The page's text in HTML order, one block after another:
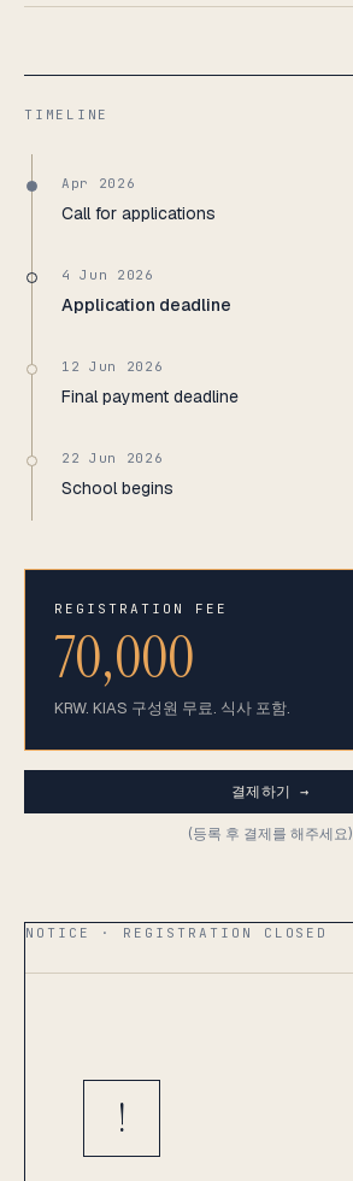
TIMELINE
Apr 2026
Call for applications
4 Jun 2026
Application deadline
12 Jun 2026
Final payment deadline
22 Jun 2026
School begins
REGISTRATION FEE
70,000
KRW. KIAS 구성원 무료. 식사 포함.
결제하기 →
(등록 후 결제를 해주세요)
NOTICE · REGISTRATION CLOSED
!